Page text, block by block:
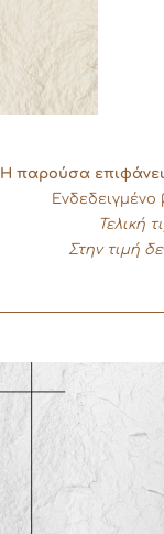
Η παρούσα
Ενδεδειγμένο
Τελική
Στην τιμή